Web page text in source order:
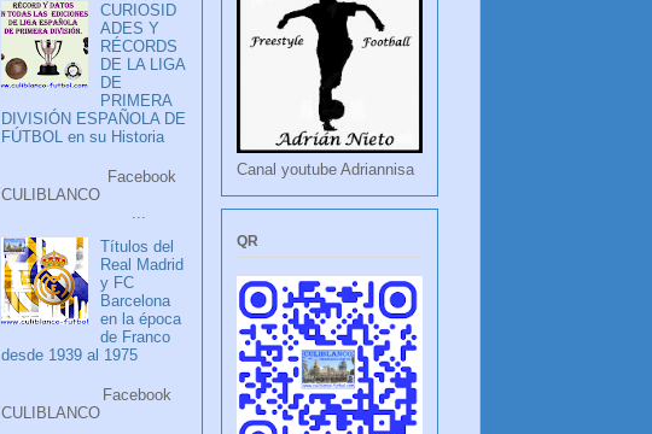
CURIOSID
ADES Y
RÉCORDS
DE LA LIGA
DE
PRIMERA
DIVISIÓN ESPAÑOLA DE
FÚTBOL en su Historia
Facebook
CULIBLANCO
...
Títulos del
Real Madrid
y FC
Barcelona
en la época
de Franco
desde 1939 al 1975
Facebook
CULIBLANCO
Canal youtube Adriannisa
QR